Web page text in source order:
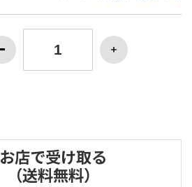
お店で受け取る
（送料無料）